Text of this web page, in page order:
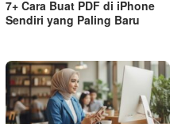
7+ Cara Buat PDF di iPhone
Sendiri yang Paling Baru